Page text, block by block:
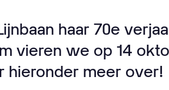
haar 70e
vieren we op 14
hieronder meer over!